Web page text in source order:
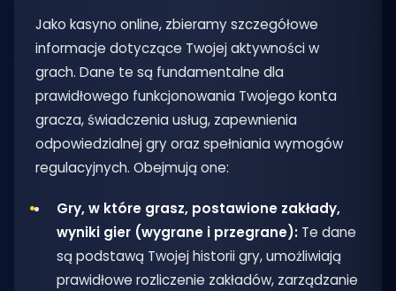
Jako kasyno online, zbieramy szczegółowe
informacje dotyczące Twojej aktywności w
grach. Dane te są fundamentalne dla
prawidłowego funkcjonowania Twojego konta
gracza, świadczenia usług, zapewnienia
odpowiedzialnej gry oraz spełniania wymogów
regulacyjnych. Obejmują one:
Gry, w które grasz, postawione zakłady,
wyniki gier (wygrane i przegrane): Te dane
są podstawą Twojej historii gry, umożliwiają
prawidłowe rozliczenie zakładów, zarządzanie